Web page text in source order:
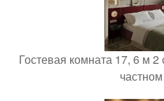
Гостевая комната 17, 6 м